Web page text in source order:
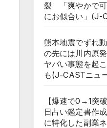
裂 「爽やかで可
にお似合い」(J-
熊本地震でずれ
の先には川内原
ヤバい事態を起
も(J-CASTニュ
【爆速で0→1突
日占い鑑定書作
に特化した副業